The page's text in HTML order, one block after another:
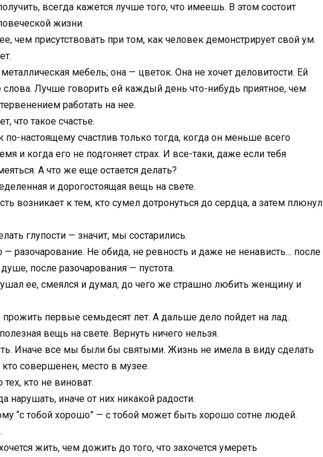
всегда кажется лучше того, что имеешь. В этом состоит
жизни.
чем присутствовать при том, как человек демонстрирует свой ум.
мебель; она — цветок. Она не хочет деловитости. Ей
Лучше говорить ей каждый день что-нибудь приятное, чем
работать на нее.
что такое счастье.
настоящему счастлив только тогда, когда он меньше всего
и когда его не подгоняет страх. И все-таки, даже если тебя
А что же еще остается делать?
и дорогостоящая вещь на свете.
возникает к тем, кто сумел дотронуться до сердца, а затем плюнул
глупости — значит, мы состарились.
— разочарование. Не обида, не ревность и даже не ненависть… после
душе, после разочарования — пустота.
ее, смеялся и думал, до чего же страшно любить женщину и
прожить первые семьдесят лет. А дальше дело пойдет на лад.
вещь на свете. Вернуть ничего нельзя.
Иначе все мы были бы святыми. Жизнь не имела в виду сделать
совершенен, место в музее.
кто не виноват.
нарушать, иначе от них никакой радости.
“с тобой хорошо” — с тобой может быть хорошо сотне людей.
жить, чем дожить до того, что захочется умереть